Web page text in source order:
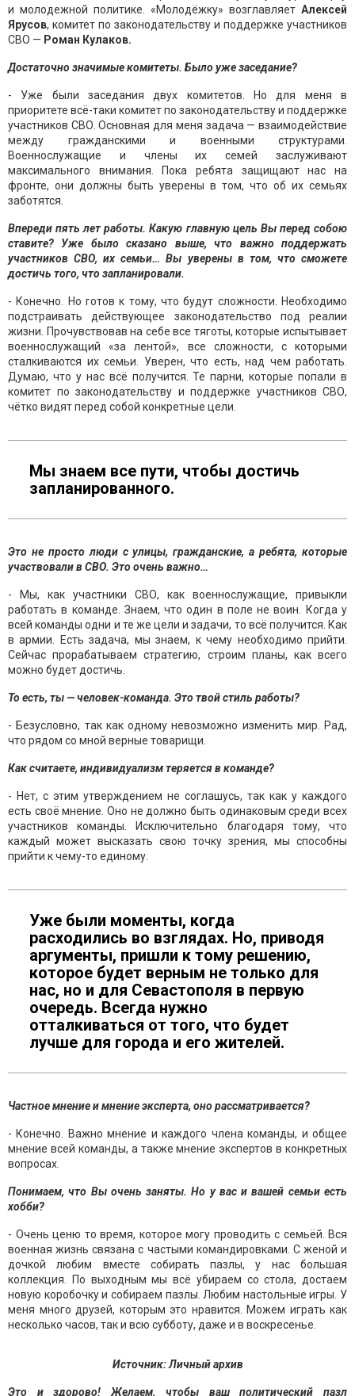
и молодежной политике. «Молодёжку» возглавляет Алексей
Ярусов, комитет по законодательству и поддержке участников
СВО — Роман Кулаков.
Достаточно значимые комитеты. Было уже заседание?
- Уже были заседания двух комитетов. Но для меня в
приоритете всё-таки комитет по законодательству и поддержке
участников СВО. Основная для меня задача — взаимодействие
между гражданскими и военными структурами.
Военнослужащие и члены их семей заслуживают
максимального внимания. Пока ребята защищают нас на
фронте, они должны быть уверены в том, что об их семьях
заботятся.
Впереди пять лет работы. Какую главную цель Вы перед собою
ставите? Уже было сказано выше, что важно поддержать
участников СВО, их семьи… Вы уверены в том, что сможете
достичь того, что запланировали.
- Конечно. Но готов к тому, что будут сложности. Необходимо
подстраивать действующее законодательство под реалии
жизни. Прочувствовав на себе все тяготы, которые испытывает
военнослужащий «за лентой», все сложности, с которыми
сталкиваются их семьи. Уверен, что есть, над чем работать.
Думаю, что у нас всё получится. Те парни, которые попали в
комитет по законодательству и поддержке участников СВО,
чётко видят перед собой конкретные цели.
Мы знаем все пути, чтобы достичь
запланированного.
Это не просто люди с улицы, гражданские, а ребята, которые
участвовали в СВО. Это очень важно…
- Мы, как участники СВО, как военнослужащие, привыкли
работать в команде. Знаем, что один в поле не воин. Когда у
всей команды одни и те же цели и задачи, то всё получится. Как
в армии. Есть задача, мы знаем, к чему необходимо прийти.
Сейчас прорабатываем стратегию, строим планы, как всего
можно будет достичь.
То есть, ты — человек-команда. Это твой стиль работы?
- Безусловно, так как одному невозможно изменить мир. Рад,
что рядом со мной верные товарищи.
Как считаете, индивидуализм теряется в команде?
- Нет, с этим утверждением не соглашусь, так как у каждого
есть своё мнение. Оно не должно быть одинаковым среди всех
участников команды. Исключительно благодаря тому, что
каждый может высказать свою точку зрения, мы способны
прийти к чему-то единому.
Уже были моменты, когда
расходились во взглядах. Но, приводя
аргументы, пришли к тому решению,
которое будет верным не только для
нас, но и для Севастополя в первую
очередь. Всегда нужно
отталкиваться от того, что будет
лучше для города и его жителей.
Частное мнение и мнение эксперта, оно рассматривается?
- Конечно. Важно мнение и каждого члена команды, и общее
мнение всей команды, а также мнение экспертов в конкретных
вопросах.
Понимаем, что Вы очень заняты. Но у вас и вашей семьи есть
хобби?
- Очень ценю то время, которое могу проводить с семьёй. Вся
военная жизнь связана с частыми командировками. С женой и
дочкой любим вместе собирать пазлы, у нас большая
коллекция. По выходным мы всё убираем со стола, достаем
новую коробочку и собираем пазлы. Любим настольные игры. У
меня много друзей, которым это нравится. Можем играть как
несколько часов, так и всю субботу, даже и в воскресенье.
Источник: Личный архив
Это и здорово! Желаем, чтобы ваш политический пазл